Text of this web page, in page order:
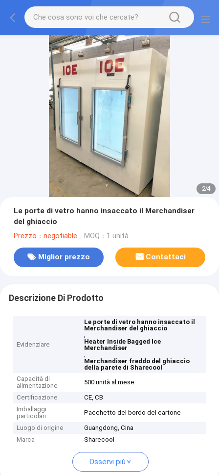
2/4
Le porte di vetro hanno insaccato il Merchandiser
del ghiaccio
Prezzo：negotiable MOQ：1 unità
Miglior prezzo Contattaci
Descrizione Di Prodotto
Evidenziare
Le porte di vetro hanno insaccato il
Merchandiser del ghiaccio
,
Heater Inside Bagged Ice
Merchandiser
,
Merchandiser freddo del ghiaccio
della parete di Sharecool
Capacità di
alimentazione
500 unità al mese
Certificazione
CE, CB
Imballaggi
particolari
Pacchetto del bordo del cartone
Luogo di origine
Guangdong, Cina
Marca
Sharecool
Osservi più